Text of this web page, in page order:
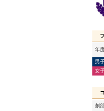
年
男
女
創